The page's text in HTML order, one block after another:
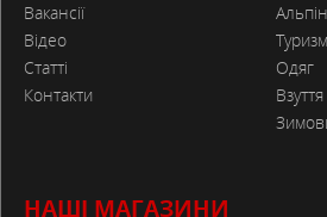
Вакансії
Відео
Статті
Контакти
Одяг
Взуття
НАШІ МАГАЗИНИ